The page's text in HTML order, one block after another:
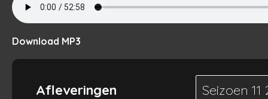
Download MP3
Afleveringen Seizoen 11